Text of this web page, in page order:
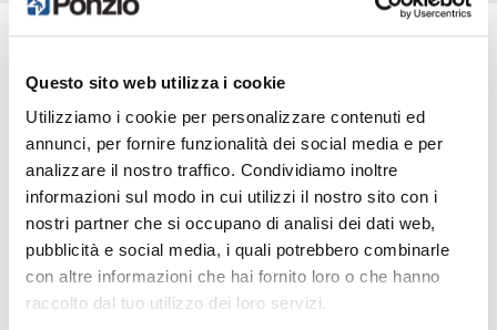
Questo sito web utilizza i cookie
Utilizziamo i cookie per personalizzare contenuti ed
annunci, per fornire funzionalità dei social media e per
analizzare il nostro traffico. Condividiamo inoltre
informazioni sul modo in cui utilizzi il nostro sito con i
nostri partner che si occupano di analisi dei dati web,
pubblicità e social media, i quali potrebbero combinarle
con altre informazioni che hai fornito loro o che hanno
raccolto dal tuo utilizzo dei loro servizi.
AESTHETIC LINES